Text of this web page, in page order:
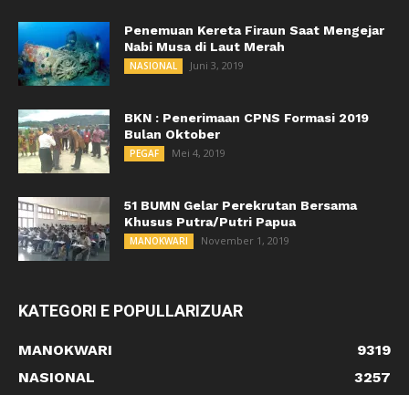
Penemuan Kereta Firaun Saat Mengejar
Nabi Musa di Laut Merah
NASIONAL Juni 3, 2019
BKN : Penerimaan CPNS Formasi 2019
Bulan Oktober
PEGAF Mei 4, 2019
51 BUMN Gelar Perekrutan Bersama
Khusus Putra/Putri Papua
MANOKWARI November 1, 2019
KATEGORI E POPULLARIZUAR
MANOKWARI
9319
NASIONAL
3257